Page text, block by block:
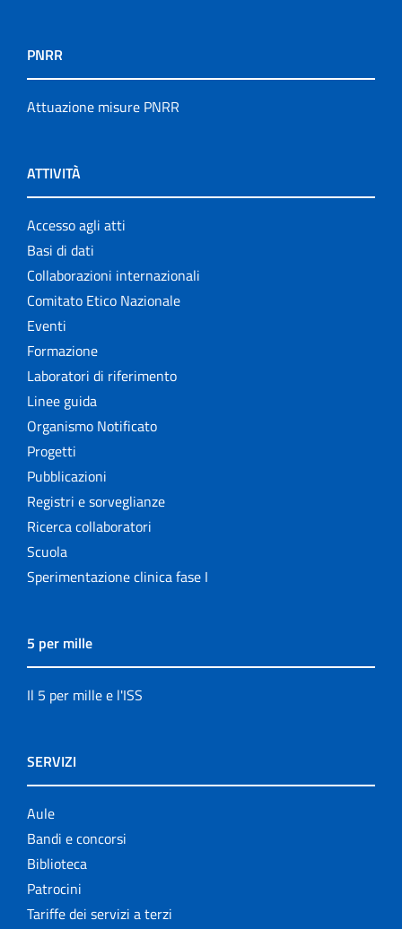
PNRR
Attuazione misure PNRR
ATTIVITÀ
Accesso agli atti
Basi di dati
Collaborazioni internazionali
Comitato Etico Nazionale
Eventi
Formazione
Laboratori di riferimento
Linee guida
Organismo Notificato
Progetti
Pubblicazioni
Registri e sorveglianze
Ricerca collaboratori
Scuola
Sperimentazione clinica fase I
5 per mille
Il 5 per mille e l'ISS
SERVIZI
Aule
Bandi e concorsi
Biblioteca
Patrocini
Tariffe dei servizi a terzi